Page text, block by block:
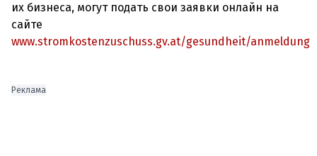
их бизнеса, могут подать свои заявки онлайн на
сайте
www.stromkostenzuschuss.gv.at/gesundheit/anmeldung
Реклама